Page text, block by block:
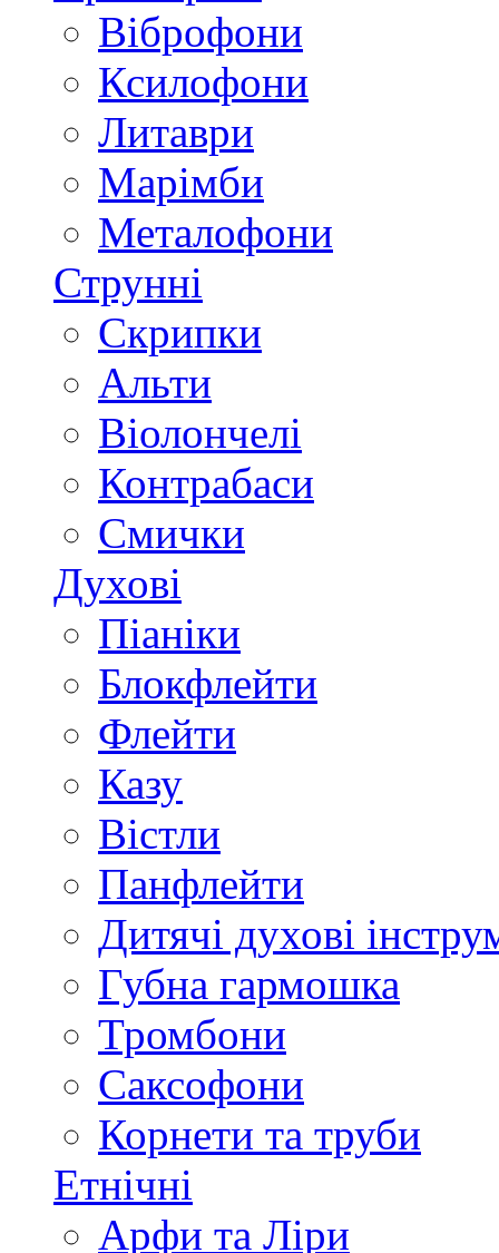
Віброфони
Ксилофони
Литаври
Марімби
Металофони
Струнні
Скрипки
Альти
Віолончелі
Контрабаси
Смички
Духові
Піаніки
Блокфлейти
Флейти
Казу
Вістли
Панфлейти
Дитячі духові
Губна гармошка
Тромбони
Саксофони
Корнети та труби
Етнічні
Арфи та Ліри